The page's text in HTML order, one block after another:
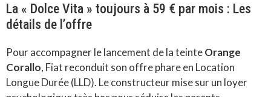
La « Dolce Vita » toujours à 59 € par mois : Les
détails de l’offre
Pour accompagner le lancement de la teinteOrange
Corallo, Fiat reconduit son offre phare en Location
Longue Durée (LLD). Le constructeur mise sur un loyer